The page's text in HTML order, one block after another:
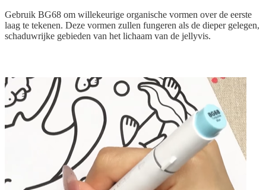
Gebruik BG68 om willekeurige organische vormen over de eerste
laag te tekenen. Deze vormen zullen fungeren als de dieper gelegen,
schaduwrijke gebieden van het lichaam van de jellyvis.